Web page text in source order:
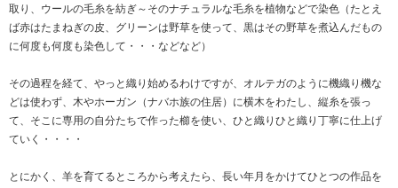
取り、ウールの毛糸を紡ぎ～そのナチュラルな毛糸を植物などで染色（たとえ
ば赤はたまねぎの皮、グリーンは野草を使って、黒はその野草を煮込んだもの
に何度も何度も染色して・・・などなど）
その過程を経て、やっと織り始めるわけですが、オルテガのように機織り機な
どは使わず、木やホーガン（ナバホ族の住居）に横木をわたし、縦糸を張っ
て、そこに専用の自分たちで作った櫛を使い、ひと織りひと織り丁寧に仕上げ
ていく・・・・
とにかく、羊を育てるところから考えたら、長い年月をかけてひとつの作品を